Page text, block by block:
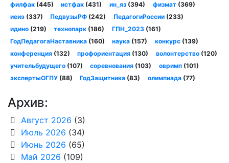
филфак(445) истфак (431) ин_яз(394) физмат(369)
иеиэ(337) ПедвузыРФ (242) ПедагогиРоссии(233)
идино(219) технопарк (186) ГПН_2023(161)
ГодПедагогаНаставника(160) наука (157) конкурс(139)
конференция(132) профориентация (130) волонтерство(120)
учительбудущего(107) соревнования (103) овримп(101)
экспертыОГПУ(88) ГодЗащитника (83) олимпиада(77)
Архив:
Август 2026 (3)
Июль 2026 (34)
Июнь 2026 (65)
Май 2026 (109)